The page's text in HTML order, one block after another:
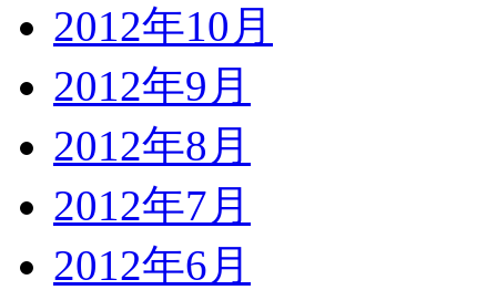
2012年10月
2012年9月
2012年8月
2012年7月
2012年6月